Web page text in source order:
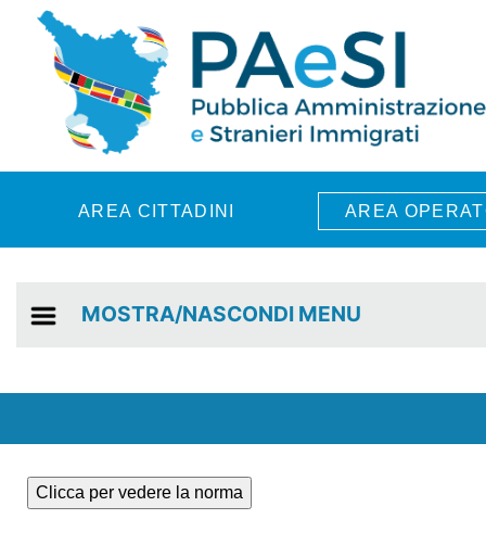
Skip to main content
AREA CITTADINI AREA
MOSTRA/NASCONDI MENU
Clicca per vedere la norma